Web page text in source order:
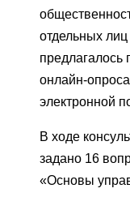
отдельных
предлагалось
онлайн-
электронной
В ходе
задано 16
«Основы